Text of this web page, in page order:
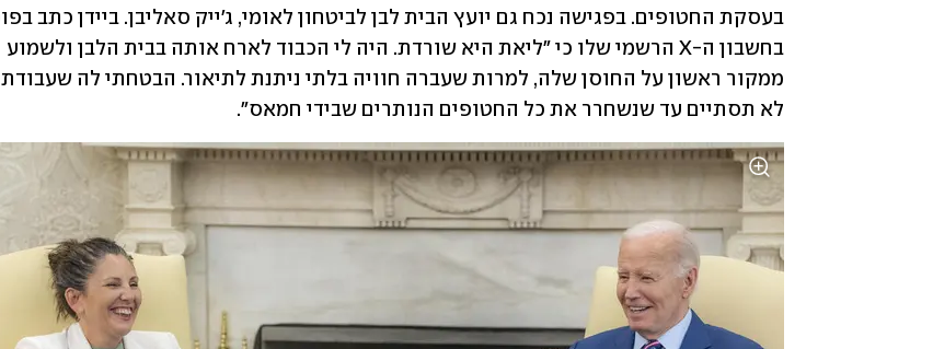
לא תסתיים עד שנשחרר את כל החטופים הנותרים שבידי חמאס".